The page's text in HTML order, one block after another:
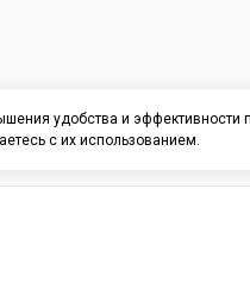
удобства и эффективности
с их использованием.